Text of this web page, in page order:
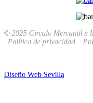
© 2025 Círculo Mercantil e
Política de privacidad
Diseño Web Sevilla